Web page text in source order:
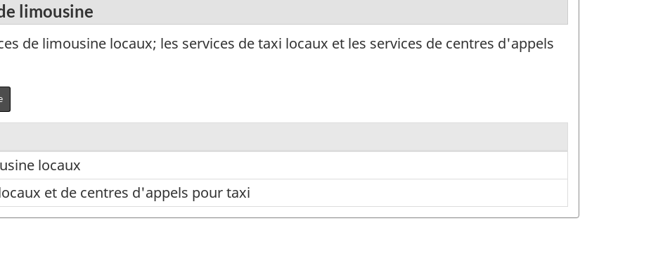
limousine
de limousine locaux; les services de taxi locaux et les services de centres d'appels
locaux
et de centres d'appels pour taxi